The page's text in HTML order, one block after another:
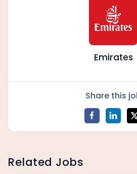
Emirates
Share this
Related Jobs